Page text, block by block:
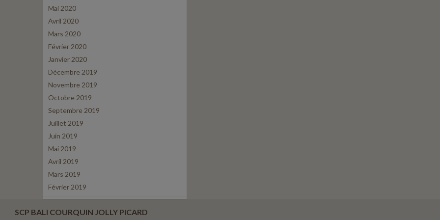
Mai 2020
Avril 2020
Mars 2020
Février 2020
Janvier 2020
Décembre 2019
Novembre 2019
Octobre 2019
Septembre 2019
Juillet 2019
Juin 2019
Mai 2019
Avril 2019
Mars 2019
Février 2019
SCP BALI COURQUIN JOLLY PICARD